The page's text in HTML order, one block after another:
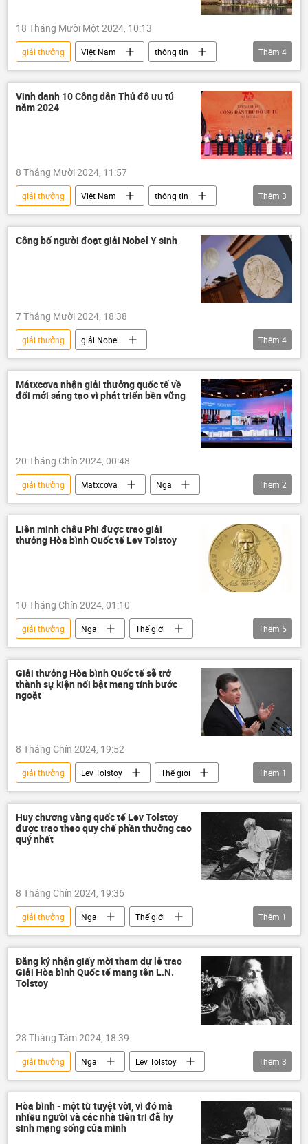
18 Tháng Mười Một 2024, 10:13
giải thưởng Việt Nam
thông tin
Vingroup
Nhà khoa học
Khoa học
Khoa học và công nghệ
Thêm 4
Vinh danh 10 Công dân Thủ đô ưu tú
năm 2024
8 Tháng Mười 2024, 11:57
giải thưởng Việt Nam
thông tin
công dân
Hà Nội Xã hội
Thêm 3
Công bố người đoạt giải Nobel Y sinh
7 Tháng Mười 2024, 18:38
giải thưởng
giải Nobel
Diễn đàn Kinh tế thế giới Davos
y tế
Thế giới
Khoa học
Thêm 4
Mátxcơva nhận giải thưởng quốc tế về
đổi mới sáng tạo vì phát triển bền vững
20 Tháng Chín 2024, 00:48
giải thưởng Matxcơva
Nga
Thế giới
Sergei Sobyanin
Thêm 2
Liên minh châu Phi được trao giải
thưởng Hòa bình Quốc tế Lev Tolstoy
10 Tháng Chín 2024, 01:10
giải thưởng Nga
Thế giới
Lev Tolstoy
châu Phi
Nhà hát Bolshoi
Valery Gergiev
Gìn giữ hòa bình
Thêm 5
Giải thưởng Hòa bình Quốc tế sẽ trở
thành sự kiện nổi bật mang tính bước
ngoặt
8 Tháng Chín 2024, 19:52
giải thưởng Lev Tolstoy
Thế giới
Nga
Thêm 1
Huy chương vàng quốc tế Lev Tolstoy
được trao theo quy chế phần thưởng cao
quý nhất
8 Tháng Chín 2024, 19:36
giải thưởng Nga
Thế giới
Lev Tolstoy
Thêm 1
Đăng ký nhận giấy mời tham dự lễ trao
Giải Hòa bình Quốc tế mang tên L.N.
Tolstoy
28 Tháng Tám 2024, 18:39
giải thưởng Nga
Lev Tolstoy
Thế giới
Nhà hát Bolshoi Xã hội
Thêm 3
Hòa bình - một từ tuyệt vời, vì đó mà
nhiều người và các nhà tiên tri đã hy
sinh mạng sống của mình